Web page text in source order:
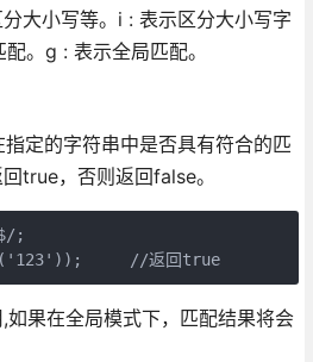
大小写等。i : 表示区分大小写字
。g : 表示全局匹配。
定的字符串中是否具有符合的匹
true，否则返回false。
;
//返回true
果在全局模式下，匹配结果将会